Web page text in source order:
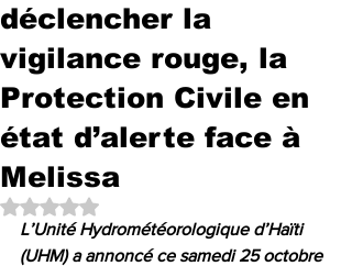
déclencher la
vigilance rouge, la
Protection Civile en
état d’alerte face à
Melissa
Noté NaN étoiles sur 5.
L’Unité Hydrométéorologique d’Haïti
(UHM) a annoncé ce samedi 25 octobre